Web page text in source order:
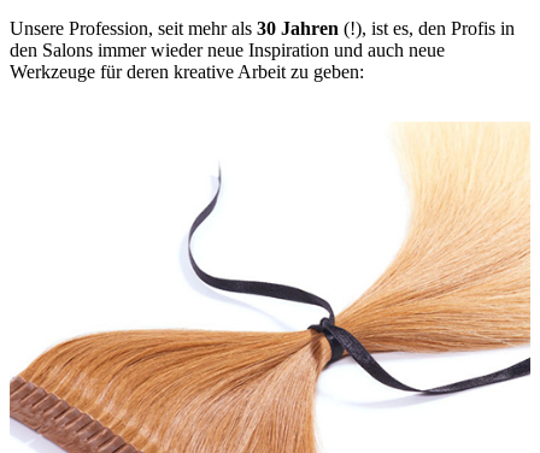
Unsere Profession, seit mehr als 30 Jahren (!), ist es, den Profis in
den Salons immer wieder neue Inspiration und auch neue
Werkzeuge für deren kreative Arbeit zu geben: